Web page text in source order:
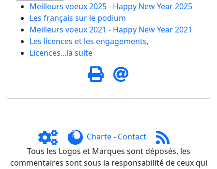
Meilleurs voeux 2025 - Happy New Year 2025
Les français sur le podium
Meilleurs voeux 2021 - Happy New Year 2021
Les licences et les engagements,
Licences...la suite
Charte- Contact
Tous les Logos et Marques sont déposés, les
commentaires sont sous la responsabilité de ceux qui